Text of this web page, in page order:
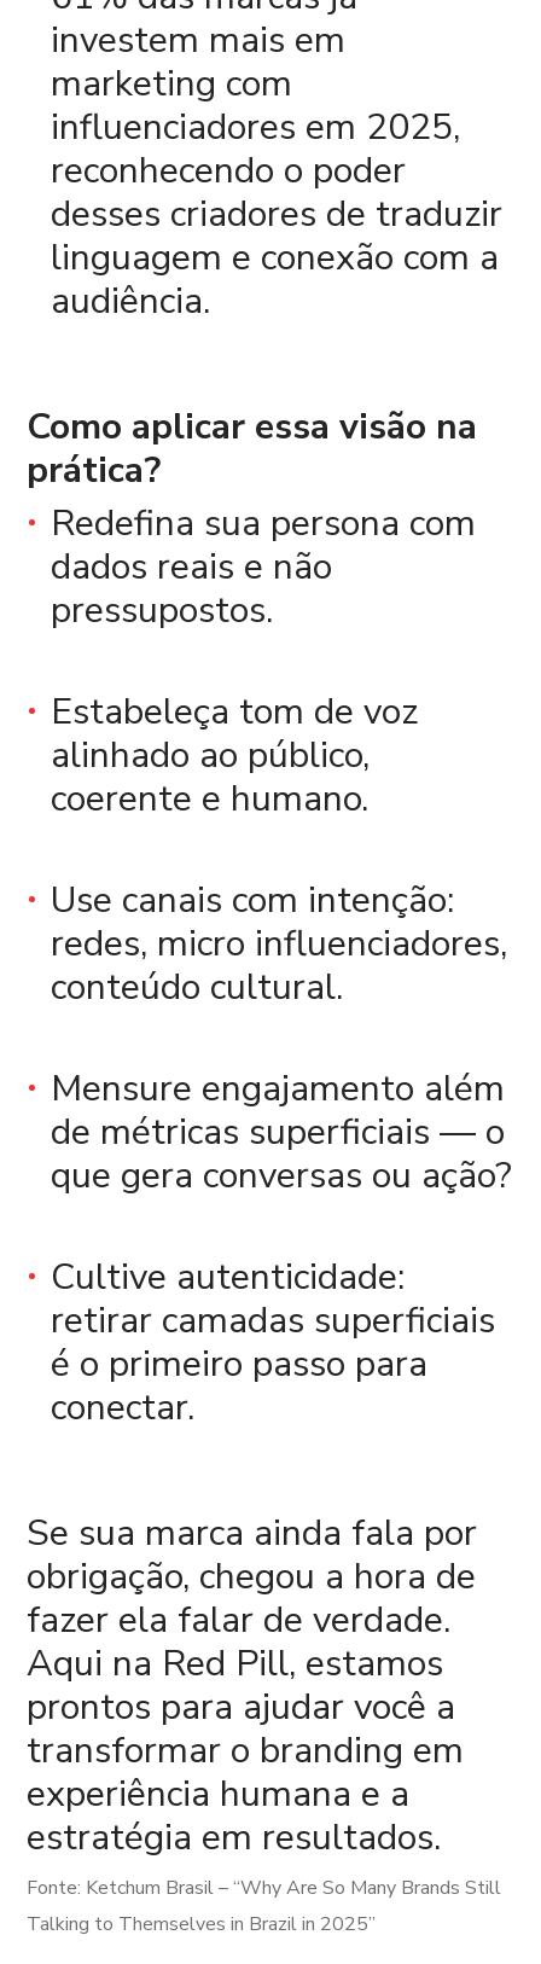
investem mais em
marketing com
influenciadores em 2025,
reconhecendo o poder
desses criadores de traduzir
linguagem e conexão com a
audiência.
Como aplicar essa visão na
prática?
Redefina sua persona com
dados reais e não
pressupostos.
Estabeleça tom de voz
alinhado ao público,
coerente e humano.
Use canais com intenção:
redes, micro influenciadores,
conteúdo cultural.
Mensure engajamento além
de métricas superficiais — o
que gera conversas ou ação?
Cultive autenticidade:
retirar camadas superficiais
é o primeiro passo para
conectar.
Se sua marca ainda fala por
obrigação, chegou a hora de
fazer ela falar de verdade.
Aqui na Red Pill, estamos
prontos para ajudar você a
transformar o branding em
experiência humana e a
estratégia em resultados.
Fonte: Ketchum Brasil – “Why Are So Many Brands Still
Talking to Themselves in Brazil in 2025”